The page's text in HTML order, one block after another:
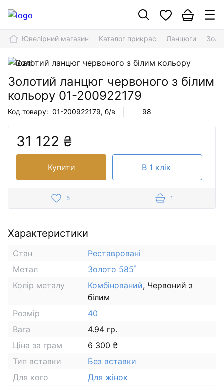
Ювелірний магазин Каталог прикрас Ланцюги
Золотий ланцюг червоного з білим
кольору 01-200922179
Код товару: 01-200922179, б/в 98
31 122 ₴
Купити В 1 клік
5 1
Характеристики
Стан
Реставровані
Метал
Золото 585˚
Колір металу
Комбінований, Червоний з
білим
Розмір
40
Вага
4.94 гр.
Ціна за грам
6 300 ₴
Тип вставки
Без вставки
Для кого
Для жінок